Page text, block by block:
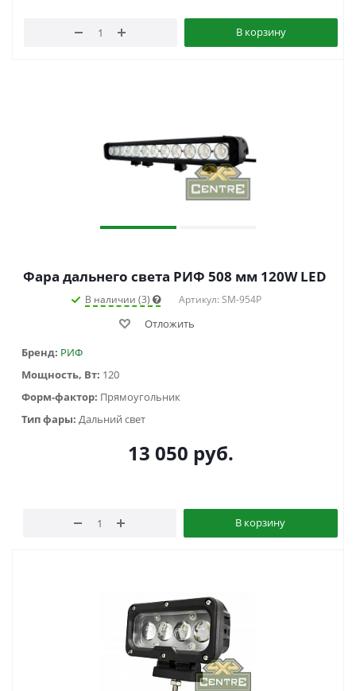
В корзину
Фара дальнего света РИФ 508 мм 120W LED
В наличии (3) Артикул: SM-954P
Отложить
Бренд: РИФ
Мощность, Вт: 120
Форм-фактор: Прямоугольник
Тип фары: Дальний свет
13 050 руб.
В корзину